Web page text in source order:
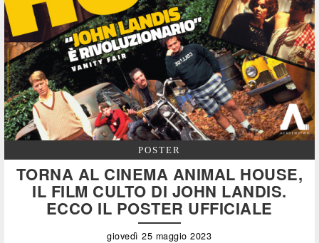
POSTER
TORNA AL CINEMA ANIMAL HOUSE,
IL FILM CULTO DI JOHN LANDIS.
ECCO IL POSTER UFFICIALE
giovedì 25 maggio 2023